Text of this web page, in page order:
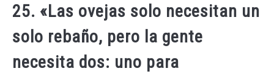
25. «Las ovejas solo necesitan un
solo rebaño, pero la gente
necesita dos: uno para